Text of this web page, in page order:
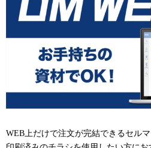
WEB上だけで注文が完結できるセル